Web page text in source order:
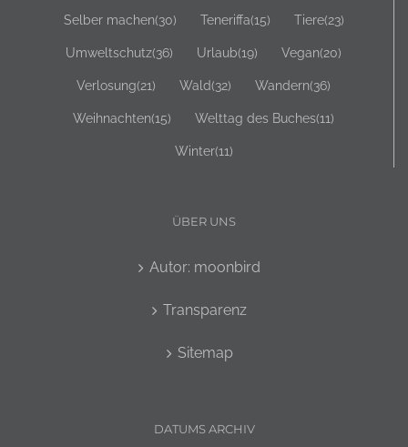
Selber machen(30) Teneriffa(15) Tiere(23)
Umweltschutz(36) Urlaub(19) Vegan(20)
Verlosung(21) Wald(32) Wandern(36)
Weihnachten(15) Welttag des Buches(11)
Winter(11)
ÜBER UNS
Autor: moonbird
Transparenz
Sitemap
DATUMS ARCHIV